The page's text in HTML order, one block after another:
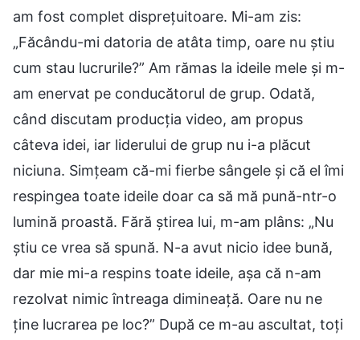
am fost complet disprețuitoare. Mi-am zis:
„Făcându-mi datoria de atâta timp, oare nu știu
cum stau lucrurile?” Am rămas la ideile mele și m-
am enervat pe conducătorul de grup. Odată,
când discutam producția video, am propus
câteva idei, iar liderului de grup nu i-a plăcut
niciuna. Simțeam că-mi fierbe sângele și că el îmi
respingea toate ideile doar ca să mă pună-ntr-o
lumină proastă. Fără știrea lui, m-am plâns: „Nu
știu ce vrea să spună. N-a avut nicio idee bună,
dar mie mi-a respins toate ideile, așa că n-am
rezolvat nimic întreaga dimineață. Oare nu ne
ține lucrarea pe loc?” După ce m-au ascultat, toți